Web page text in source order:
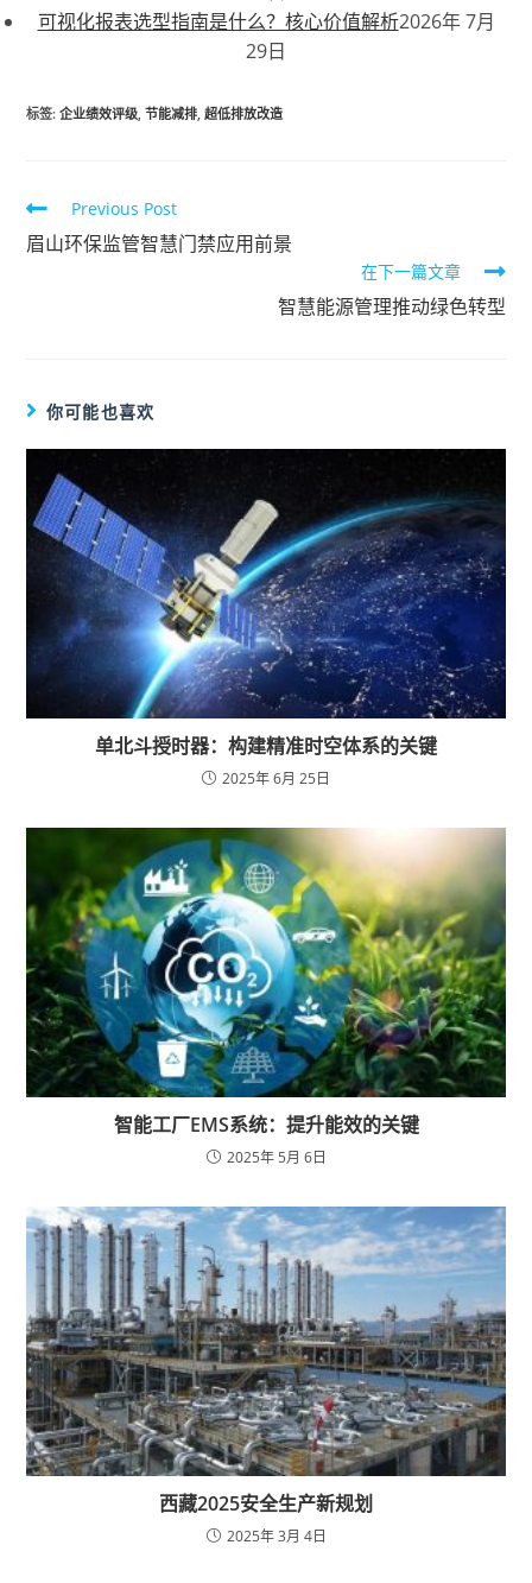
可视化报表选型指南是什么？核心价值解析2026年 7月
29日
标签:企业绩效评级 节能减排 超低排放改造
Previous Post
眉山环保监管智慧门禁应用前景
在下一篇文章
智慧能源管理推动绿色转型
你可能也喜欢
单北斗授时器：构建精准时空体系的关键
2025年 6月 25日
智能工厂EMS系统：提升能效的关键
2025年 5月 6日
西藏2025安全生产新规划
2025年 3月 4日